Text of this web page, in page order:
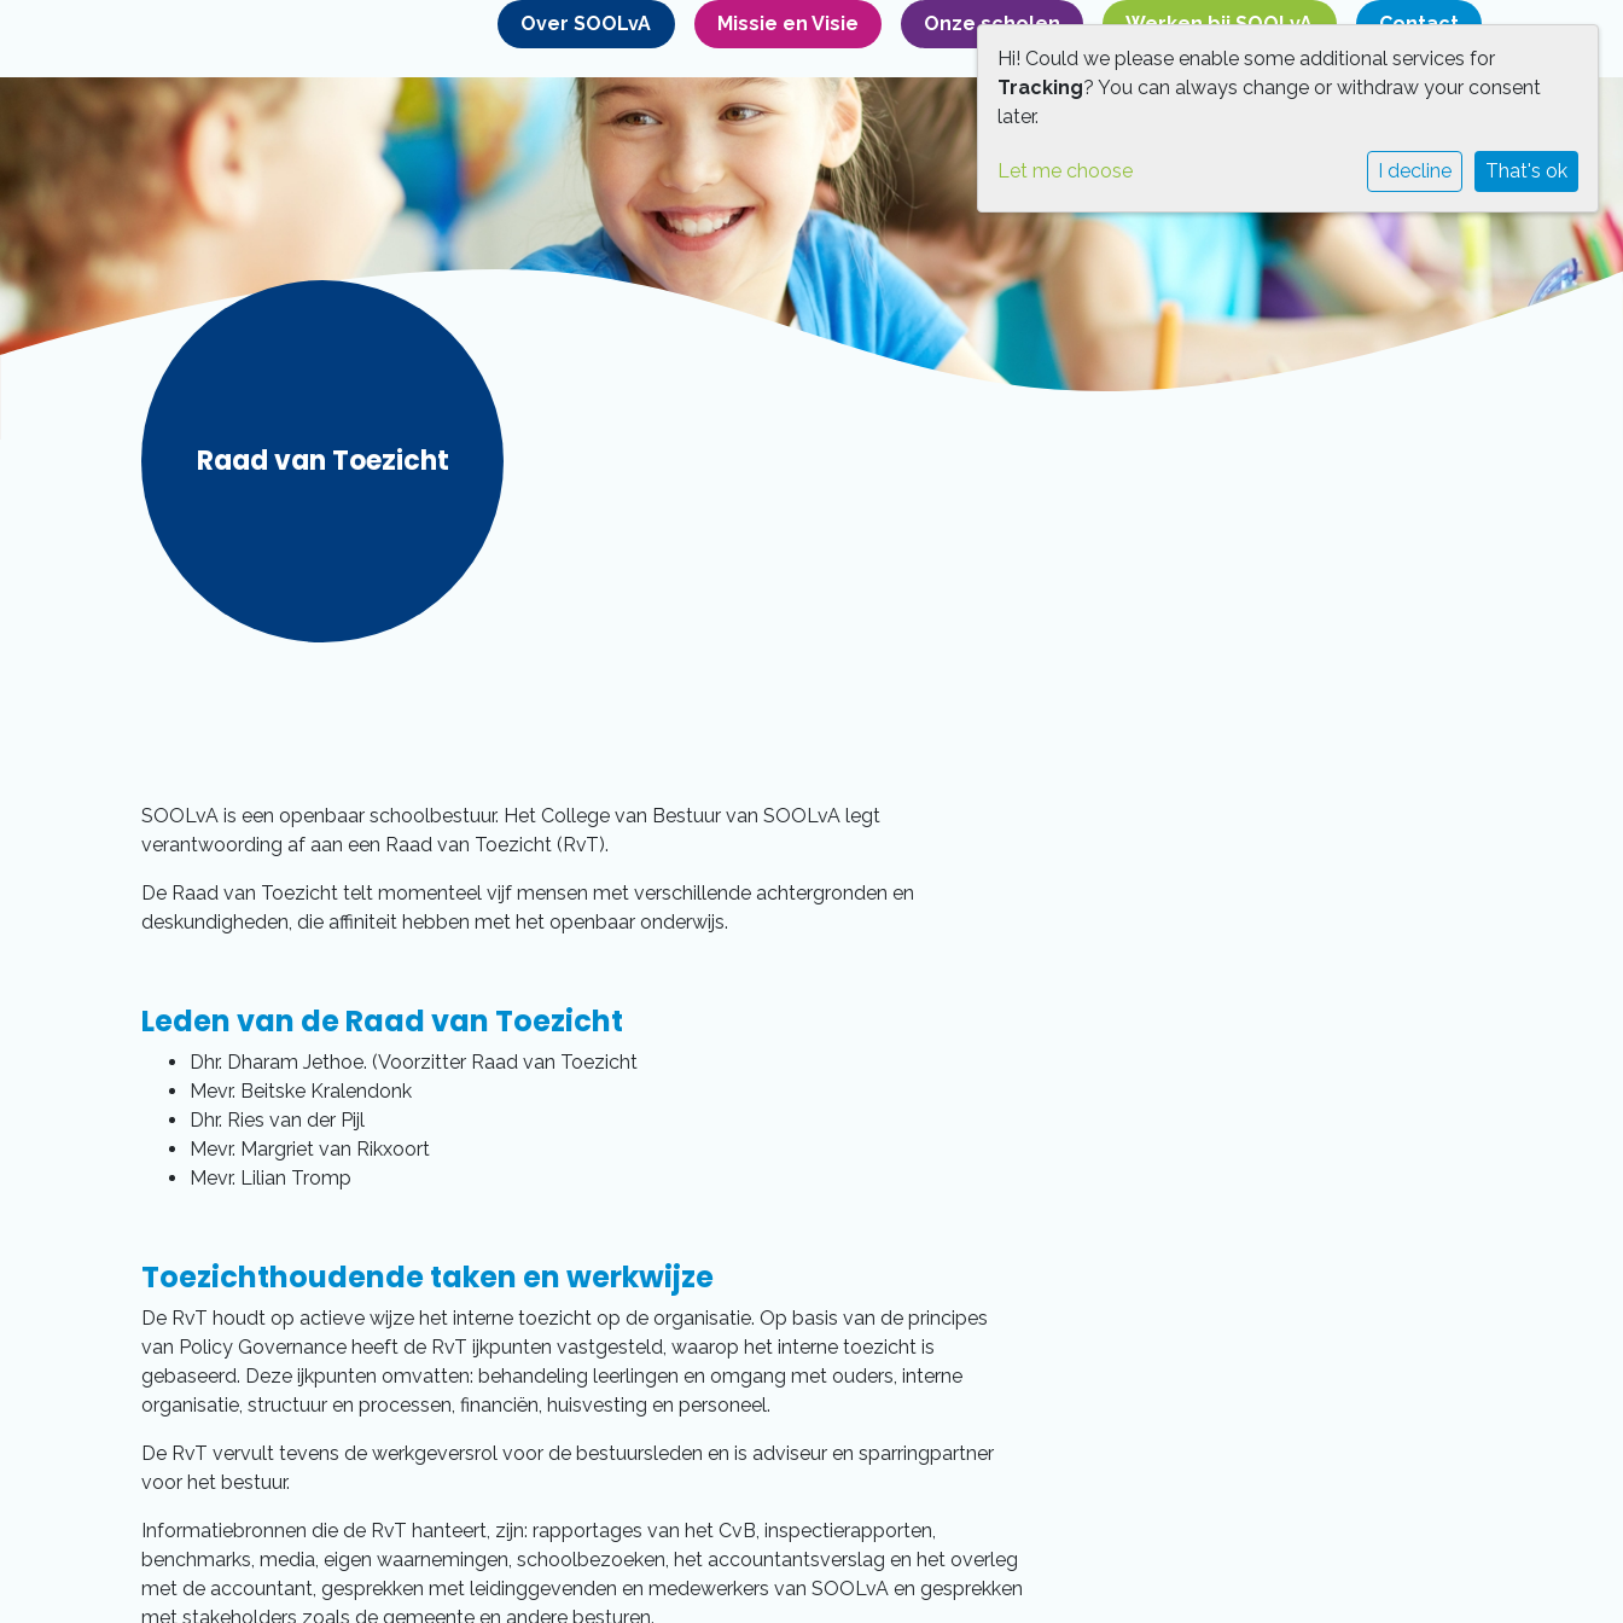
Over SOOLvA Missie en Visie Onze scholen Werken bij SOOLvA Contact
Raad van Toezicht
SOOLvA is een openbaar schoolbestuur. Het College van Bestuur van SOOLvA legt
verantwoording af aan een Raad van Toezicht (RvT).
De Raad van Toezicht telt momenteel vijf mensen met verschillende achtergronden en
deskundigheden, die affiniteit hebben met het openbaar onderwijs.
Leden van de Raad van Toezicht
Dhr. Dharam Jethoe. (Voorzitter Raad van Toezicht
Mevr. Beitske Kralendonk
Dhr. Ries van der Pijl
Mevr. Margriet van Rikxoort
Mevr. Lilian Tromp
Toezichthoudende taken en werkwijze
De RvT houdt op actieve wijze het interne toezicht op de organisatie. Op basis van de principes
van Policy Governance heeft de RvT ijkpunten vastgesteld, waarop het interne toezicht is
gebaseerd. Deze ijkpunten omvatten: behandeling leerlingen en omgang met ouders, interne
organisatie, structuur en processen, financiën, huisvesting en personeel.
De RvT vervult tevens de werkgeversrol voor de bestuursleden en is adviseur en sparringpartner
voor het bestuur.
Informatiebronnen die de RvT hanteert, zijn: rapportages van het CvB, inspectierapporten,
benchmarks, media, eigen waarnemingen, schoolbezoeken, het accountantsverslag en het overleg
met de accountant, gesprekken met leidinggevenden en medewerkers van SOOLvA en gesprekken
met stakeholders zoals de gemeente en andere besturen.
Hi! Could we please enable some additional services for
Tracking? You can always change or withdraw your consent
later.
Let me choose I decline That's ok